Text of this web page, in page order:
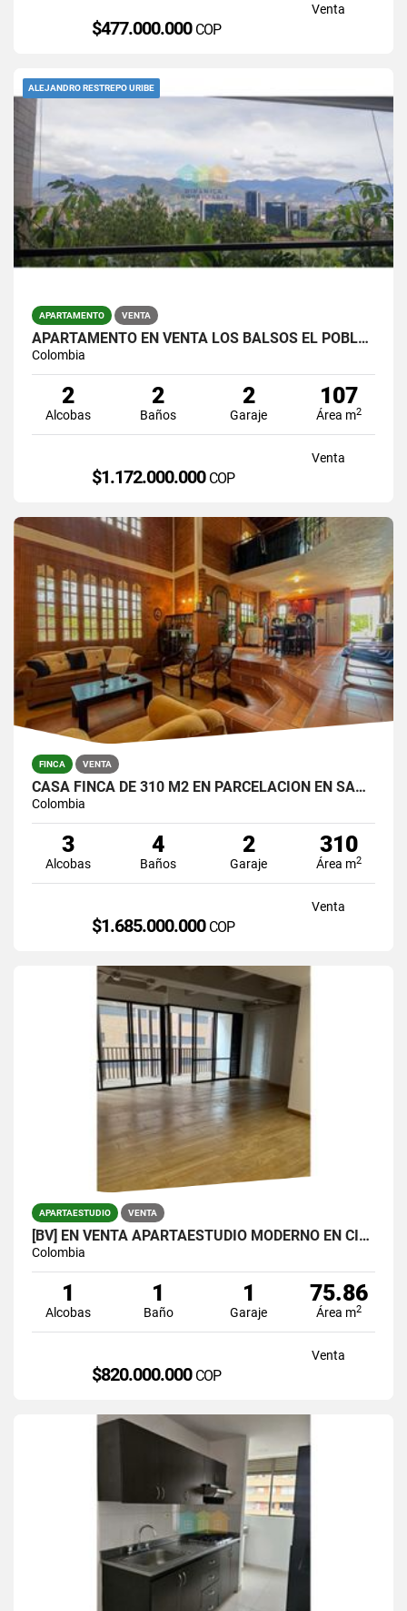
Venta
$477.000.000 COP
ALEJANDRO RESTREPO URIBE
APARTAMENTO VENTA
APARTAMENTO EN VENTA LOS BALSOS EL POBLADO
Colombia
2
Alcobas
2
Baños
2
Garaje
107
Área m2
Venta
$1.172.000.000 COP
FINCA VENTA
CASA FINCA DE 310 M2 EN PARCELACION EN SANTA ELENA / LOTE DE 6.450 M2
Colombia
3
Alcobas
4
Baños
2
Garaje
310
Área m2
Venta
$1.685.000.000 COP
APARTAESTUDIO VENTA
[BV] EN VENTA APARTAESTUDIO MODERNO EN CIUDAD DEL RÍO, MEDELLÍN
Colombia
1
Alcobas
1
Baño
1
Garaje
75.86
Área m2
Venta
$820.000.000 COP